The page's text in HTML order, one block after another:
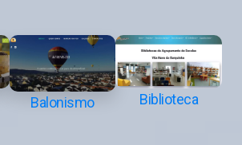
Balonismo Biblioteca